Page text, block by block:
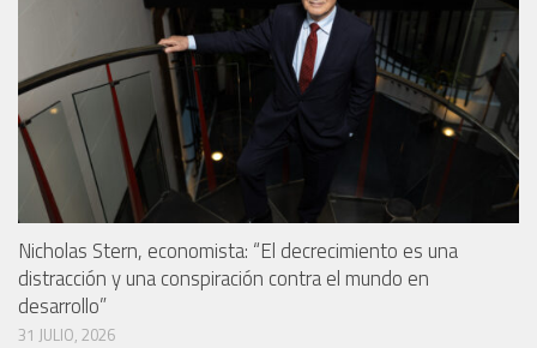
Nicholas Stern, economista: “El decrecimiento es una
distracción y una conspiración contra el mundo en
desarrollo”
31 JULIO, 2026